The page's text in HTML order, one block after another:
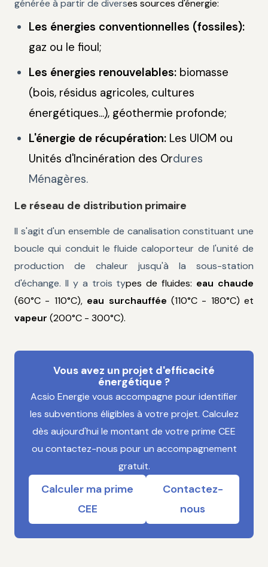
générée à partir de diverses sources d'énergie:
Les énergies conventionnelles (fossiles):
gaz ou le fioul;
Les énergies renouvelables: biomasse
(bois, résidus agricoles, cultures
énergétiques...), géothermie profonde;
L'énergie de récupération: Les UIOM ou
Unités d'Incinération des Ordures
Ménagères.
Le réseau de distribution primaire
Il s'agit d'un ensemble de canalisation constituant une
boucle qui conduit le fluide caloporteur de l'unité de
production de chaleur jusqu'à la sous-station
d'échange. Il y a trois types de fluides: eau chaude
(60°C - 110°C), eau surchauffée (110°C - 180°C) et
vapeur (200°C - 300°C).
Vous avez un projet d'efficacité
énergétique ?
Acsio Energie vous accompagne pour identifier
les subventions éligibles à votre projet. Calculez
dès aujourd'hui le montant de votre prime CEE
ou contactez-nous pour un accompagnement
gratuit.
Calculer ma prime
CEE
Contactez-
nous